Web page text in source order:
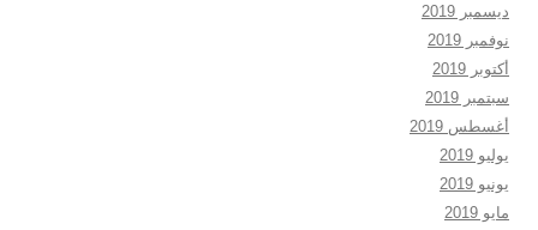
ديسمبر 2019
نوفمبر 2019
أكتوبر 2019
سبتمبر 2019
أغسطس 2019
يوليو 2019
يونيو 2019
مايو 2019